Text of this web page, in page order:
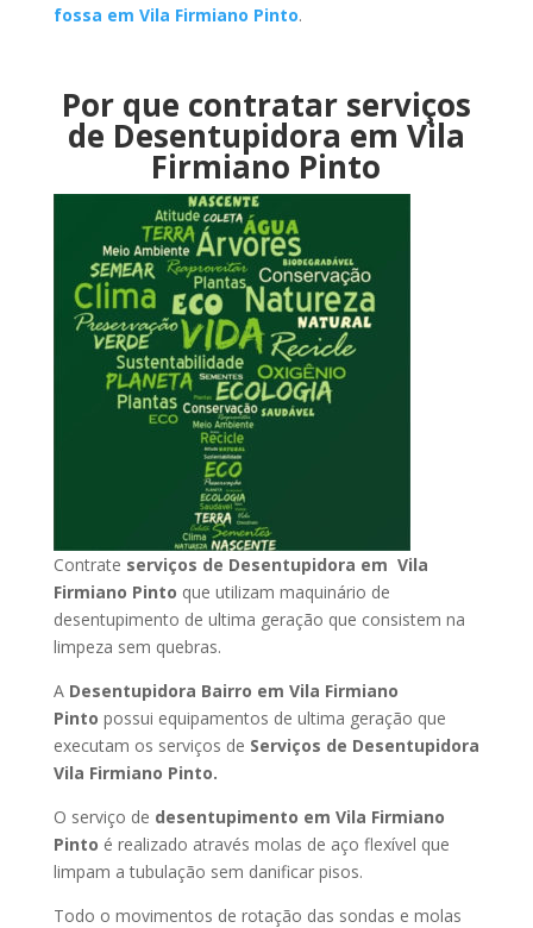
fossa em Vila Firmiano Pinto.
Por que contratar serviços
de Desentupidora em Vila
Firmiano Pinto
Contrate serviços de Desentupidora em Vila
Firmiano Pinto que utilizam maquinário de
desentupimento de ultima geração que consistem na
limpeza sem quebras.
A Desentupidora Bairro em Vila Firmiano
Pinto possui equipamentos de ultima geração que
executam os serviços de Serviços de Desentupidora
Vila Firmiano Pinto.
O serviço de desentupimento em Vila Firmiano
Pinto é realizado através molas de aço flexível que
limpam a tubulação sem danificar pisos.
Todo o movimentos de rotação das sondas e molas